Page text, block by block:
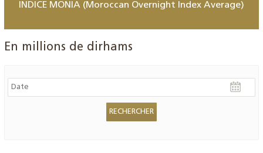
INDICE MONIA (Moroccan Overnight Index Average)
En millions de dirhams